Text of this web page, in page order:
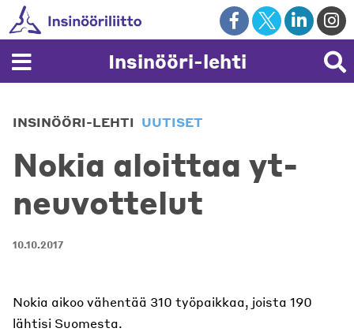
Skip
to
content
Insinööri-lehti
INSINÖÖRI-LEHTI UUTISET
Nokia aloittaa yt-
neuvottelut
10.10.2017
Nokia aikoo vähentää 310 työpaikkaa, joista 190
lähtisi Suomesta.